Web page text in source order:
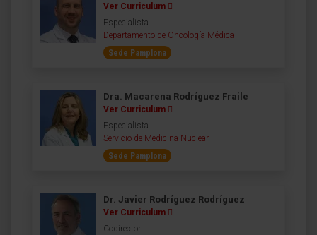
Ver Curriculum
Especialista
Departamento de Oncología Médica
Sede Pamplona
Dra. Macarena Rodríguez Fraile
Ver Curriculum
Especialista
Servicio de Medicina Nuclear
Sede Pamplona
Dr. Javier Rodríguez Rodríguez
Ver Curriculum
Codirector